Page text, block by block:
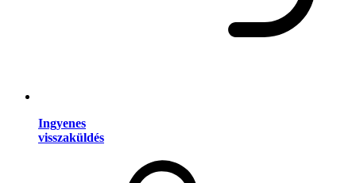
Ingyenes
visszaküldés